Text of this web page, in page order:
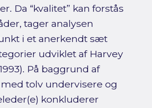
Da “kvalitet” kan forstås
tager analysen
i et anerkendt sæt
udviklet af Harvey
På baggrund af
tolv undervisere og
konkluderer